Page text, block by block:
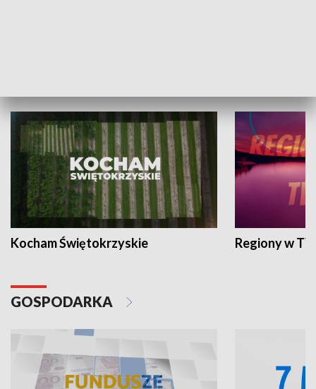
Kocham Świętokrzyskie Regiony w
GOSPODARKA